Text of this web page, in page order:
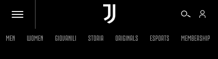
MEN WOMEN GIOVANILI STORIA ORIGINALS ESPORTS MEMBERSHIP